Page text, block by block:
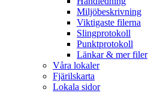
Miljöbeskrivning
Viktigaste filerna
Slingprotokoll
Punktprotokoll
Länkar & mer filer
Våra lokaler
Fjärilskarta
Lokala sidor